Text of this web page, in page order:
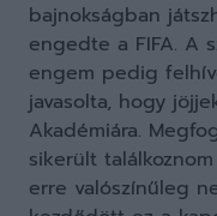
bajnokságban
engedte a FIFA. A
engem pedig
javasolta, hogy
Akadémiára.
sikerült
erre valószínűleg